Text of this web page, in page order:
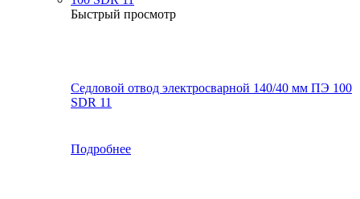
Быстрый просмотр
Седловой отвод электросварной 140/40 мм ПЭ 100
SDR 11
Подробнее